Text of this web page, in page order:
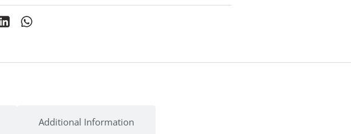
Additional Information